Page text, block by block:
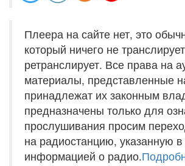
Плеера на сайте нет, это
который ничего не
ретранслирует. Все права на
материалы, представленные
принадлежат их законным
предназначены только для
прослушивания просим
на радиостанцию, указанную
информацией о радио.